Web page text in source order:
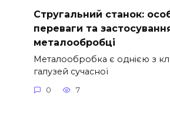
Стругальний станок:
переваги та
металообробці
Металообробка є однією з
галузей сучасної
0 7